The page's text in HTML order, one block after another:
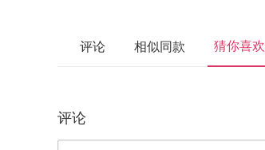
评论 相似同款 猜你喜欢
评论